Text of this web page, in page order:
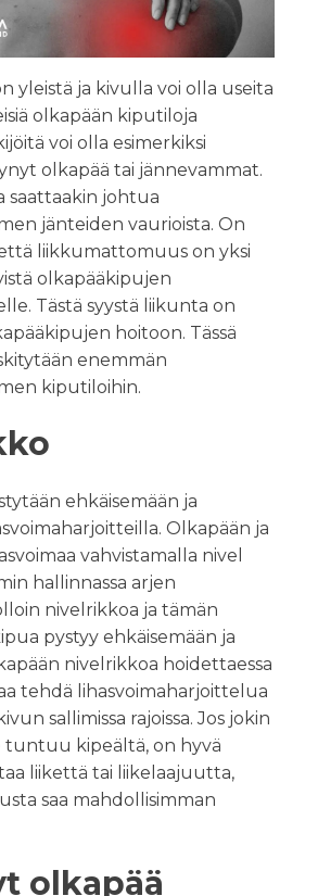
yleistä ja kivulla voi olla useita
olkapään kiputiloja
voi olla esimerkiksi
olkapää tai jännevammat.
saattaakin johtua
jänteiden vaurioista. On
liikkumattomuus on yksi
olkapääkipujen
Tästä syystä liikunta on
hoitoon. Tässä
enemmän
kiputiloihin.
ehkäisemään ja
Olkapään ja
vahvistamalla nivel
hallinnassa arjen
nivelrikkoa ja tämän
pystyy ehkäisemään ja
nivelrikkoa hoidettaessa
tehdä lihasvoimaharjoittelua
sallimissa rajoissa. Jos jokin
tuntuu kipeältä, on hyvä
liikettä tai liikelaajuutta,
saa mahdollisimman
olkapää